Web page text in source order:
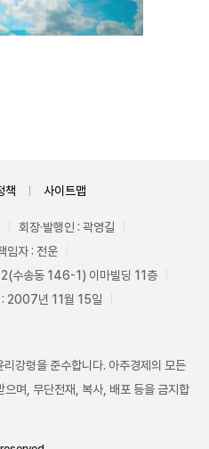
책 사이트맵
회장·발행인 : 곽영길
임자 : 전운
수송동 146-1) 이마빌딩 11층
: 2007년 11월 15일
강령을 준수합니다. 아주경제의 모든
며, 무단전재, 복사, 배포 등을 금지합